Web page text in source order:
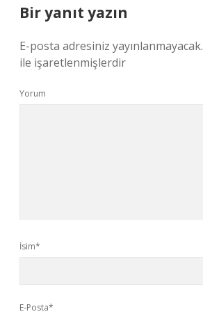
Bir yanıt yazın
E-posta adresiniz yayınlanmayacak.
ile işaretlenmişlerdir
Yorum
İsim*
E-Posta*